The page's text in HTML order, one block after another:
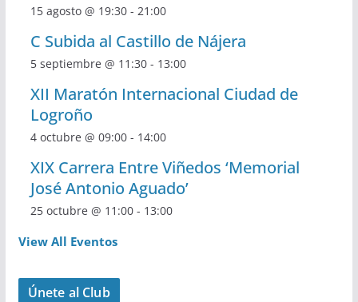
15 agosto @ 19:30- 21:00
C Subida al Castillo de Nájera
5 septiembre @ 11:30- 13:00
XII Maratón Internacional Ciudad de
Logroño
4 octubre @ 09:00- 14:00
XIX Carrera Entre Viñedos ‘Memorial
José Antonio Aguado’
25 octubre @ 11:00- 13:00
View All Eventos
Únete al Club